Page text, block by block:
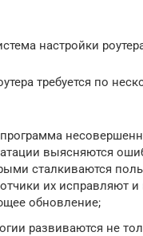
настройки
требуется по
выясняются
сталкиваются
их исправляют
обновление;
развиваются не